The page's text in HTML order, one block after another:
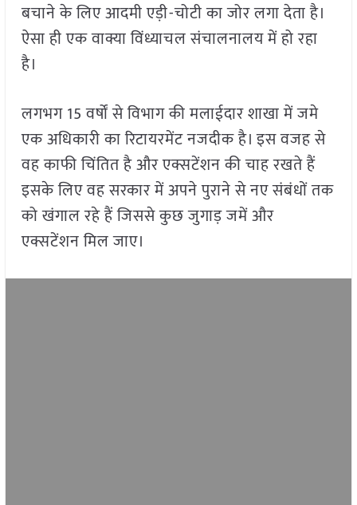
बचाने के लिए आदमी एड़ी-चोटी का जोर लगा देता है।
ऐसा ही एक वाक्या विंध्याचल संचालनालय में हो रहा
है।
लगभग 15 वर्षों से विभाग की मलाईदार शाखा में जमे
एक अधिकारी का रिटायरमेंट नजदीक है। इस वजह से
वह काफी चिंतित है और एक्सटेंशन की चाह रखते हैं
इसके लिए वह सरकार में अपने पुराने से नए संबंधों तक
को खंगाल रहे हैं जिससे कुछ जुगाड़ जमें और
एक्सटेंशन मिल जाए।